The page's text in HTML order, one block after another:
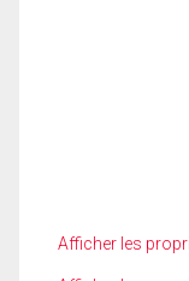
Afficher les